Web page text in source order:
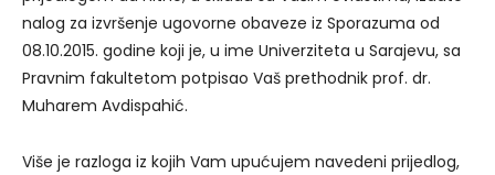
nalog za izvršenje ugovorne obaveze iz Sporazuma od
08.10.2015. godine koji je, u ime Univerziteta u Sarajevu, sa
Pravnim fakultetom potpisao Vaš prethodnik prof. dr.
Muharem Avdispahić.
Više je razloga iz kojih Vam upućujem navedeni prijedlog,